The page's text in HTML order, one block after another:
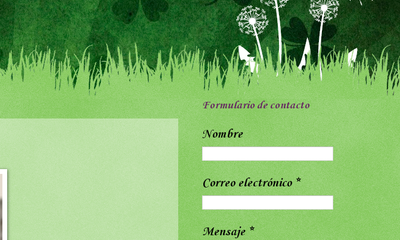
Formulario de contacto
Nombre
Correo electrónico*
Mensaje*